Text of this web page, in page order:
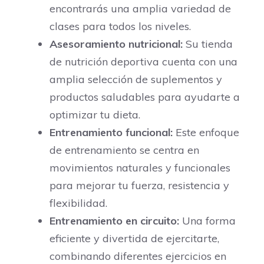
encontrarás una amplia variedad de
clases para todos los niveles.
Asesoramiento nutricional: Su tienda
de nutrición deportiva cuenta con una
amplia selección de suplementos y
productos saludables para ayudarte a
optimizar tu dieta.
Entrenamiento funcional: Este enfoque
de entrenamiento se centra en
movimientos naturales y funcionales
para mejorar tu fuerza, resistencia y
flexibilidad.
Entrenamiento en circuito: Una forma
eficiente y divertida de ejercitarte,
combinando diferentes ejercicios en